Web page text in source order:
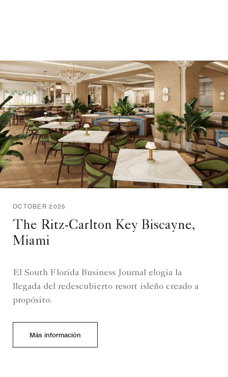
OCTOBER 2025
The Ritz-Carlton Key Biscayne,
Miami
El South Florida Business Journal elogia la
llegada del redescubierto resort isleño creado a
propósito.
Más información